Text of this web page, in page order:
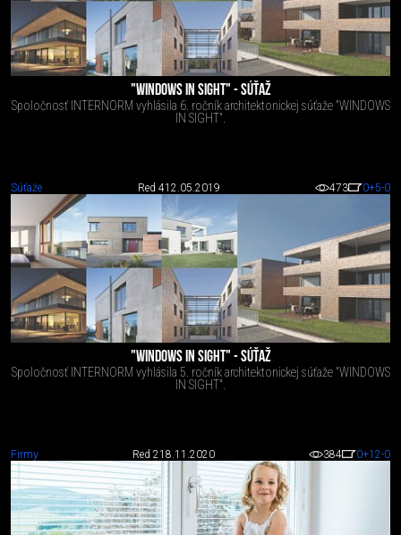
"WINDOWS IN SIGHT" - SÚŤAŽ
Spoločnosť INTERNORM vyhlásila 6. ročník architektonickej súťaže "WINDOWS
IN SIGHT".
Súťaže Red 412.05.2019 473 0+5-0
"WINDOWS IN SIGHT" - SÚŤAŽ
Spoločnosť INTERNORM vyhlásila 5. ročník architektonickej súťaže "WINDOWS
IN SIGHT".
Firmy Red 218.11.2020 384 0+12-0